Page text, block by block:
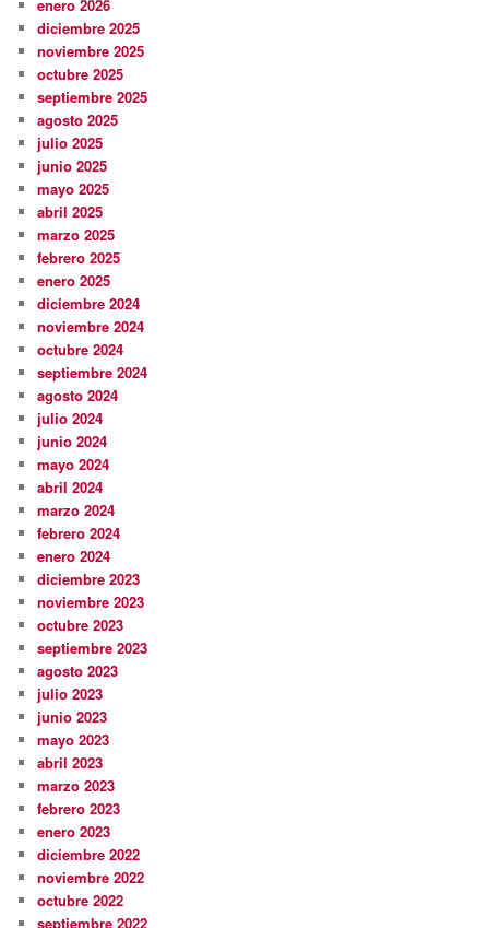
enero 2026
diciembre 2025
noviembre 2025
octubre 2025
septiembre 2025
agosto 2025
julio 2025
junio 2025
mayo 2025
abril 2025
marzo 2025
febrero 2025
enero 2025
diciembre 2024
noviembre 2024
octubre 2024
septiembre 2024
agosto 2024
julio 2024
junio 2024
mayo 2024
abril 2024
marzo 2024
febrero 2024
enero 2024
diciembre 2023
noviembre 2023
octubre 2023
septiembre 2023
agosto 2023
julio 2023
junio 2023
mayo 2023
abril 2023
marzo 2023
febrero 2023
enero 2023
diciembre 2022
noviembre 2022
octubre 2022
septiembre 2022